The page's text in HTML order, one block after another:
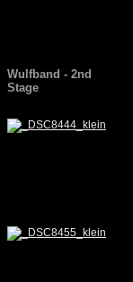
Wulfband - 2nd
Stage